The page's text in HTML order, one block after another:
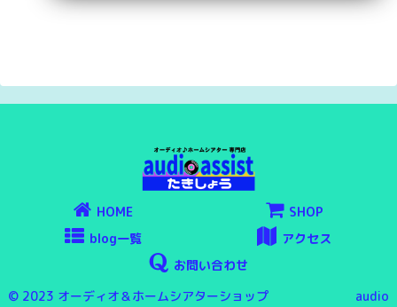
HOME
SHOP
blog一覧
アクセス
お問い合わせ
© 2023 オーディオ＆ホームシアターショップ audio